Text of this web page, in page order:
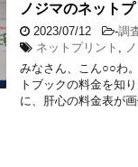
ノジマのネット
2023/07/12 -調
ネットプリント ,
みなさん、こん○○わ
トブックの料金を知
に、肝心の料金表が